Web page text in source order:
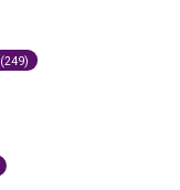
(249)